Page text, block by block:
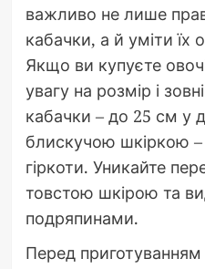
важливо не лише
кабачки, а й уміти їх
Якщо ви купуєте
увагу на розмір і
кабачки – до 25 см у
блискучою шкіркою
гіркоти. Уникайте
товстою шкірою та
подряпинами.
Перед